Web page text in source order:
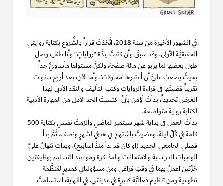
في الشهور الأخيرة من سنة 2018، اتَّخذتُ قراراً بالشُّروع بكتابة روايتي
الحقيقيَّة الأولى. وقد سبقَ وأن كتبتُ عِدَّة “رواياتٍ” وأنا طفل، وصل
طول بعضها لما يربو عن مائة صفحة، ولكنَّ مستواها مأساويٌّ جداً
بحيثُ يصعبُ عليَّ أن أعتبرها ‘محاولات’. وأما الآن، بعد أربع سنوات
تقريباً قضيتُها في قراءة الروايات وكتب التأليف والنقد الأدبي لهذا
الغرض تحديداً، بدأتُ أؤمن بأنِّي اكتسبتُ الحد الأدنى من المهارة الأدبية
لكتابة رواية متواضعة.
بدأتُ العمل في بداية شهر سبتمبر الماضي وألزمتُ نفسي بكتابة 500
كلمة في كُلِّ ليلة، ومضيتُ باشتهادٍ في هدفي لشهرٍ ونصف. ثُمَّ بدأ
فصلي الجامعي الجديد (أو كان قد بدأ منذُ أسابيع)، وبدأت تنهالُ عليَّ
الواجبات الدراسية والامتحانات والمذاكرة ومواعيد التسليم بوظيفتين
حُرَّتين أعملُ بهما في وقتِ فراغي ومن مسؤولياتي كمديرٍ لمُنظَّمة
تطوعية ومن تنظيم فعاليَّة كبيرة في مدينتي. في النهاية، استسلمتُ